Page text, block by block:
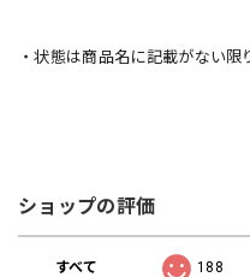
・状態は商品名に記載がない限
ショップの評価
すべて 188